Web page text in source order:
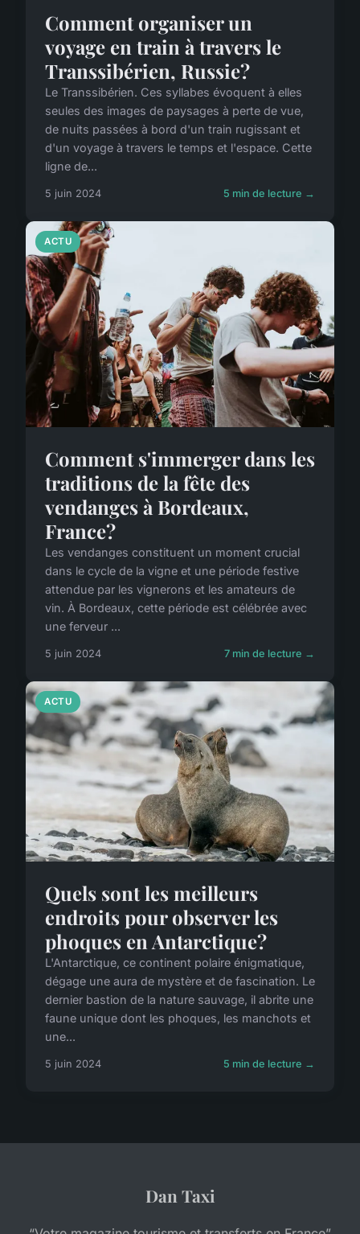
Comment organiser un
voyage en train à travers le
Transsibérien, Russie?
Le Transsibérien. Ces syllabes évoquent à elles
seules des images de paysages à perte de vue,
de nuits passées à bord d'un train rugissant et
d'un voyage à travers le temps et l'espace. Cette
ligne de...
5 juin 2024 5 min de lecture →
ACTU
Comment s'immerger dans les
traditions de la fête des
vendanges à Bordeaux,
France?
Les vendanges constituent un moment crucial
dans le cycle de la vigne et une période festive
attendue par les vignerons et les amateurs de
vin. À Bordeaux, cette période est célébrée avec
une ferveur ...
5 juin 2024 7 min de lecture →
ACTU
Quels sont les meilleurs
endroits pour observer les
phoques en Antarctique?
L'Antarctique, ce continent polaire énigmatique,
dégage une aura de mystère et de fascination. Le
dernier bastion de la nature sauvage, il abrite une
faune unique dont les phoques, les manchots et
une...
5 juin 2024 5 min de lecture →
Dan Taxi